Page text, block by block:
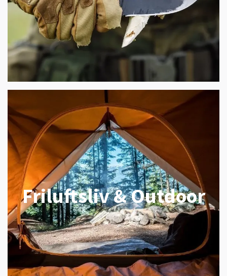
Friluftsliv & Outdoor